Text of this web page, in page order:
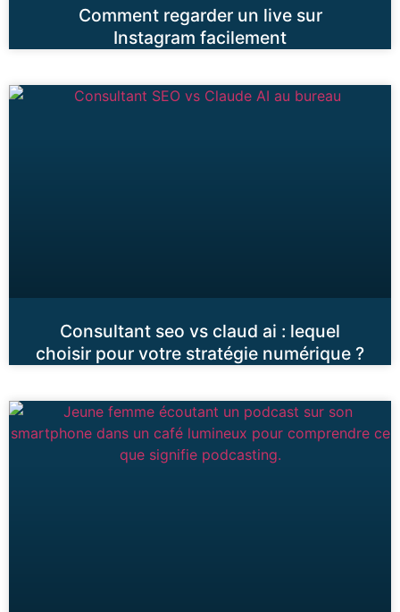
Comment regarder un live sur
Instagram facilement
Consultant seo vs claud ai : lequel
choisir pour votre stratégie numérique ?